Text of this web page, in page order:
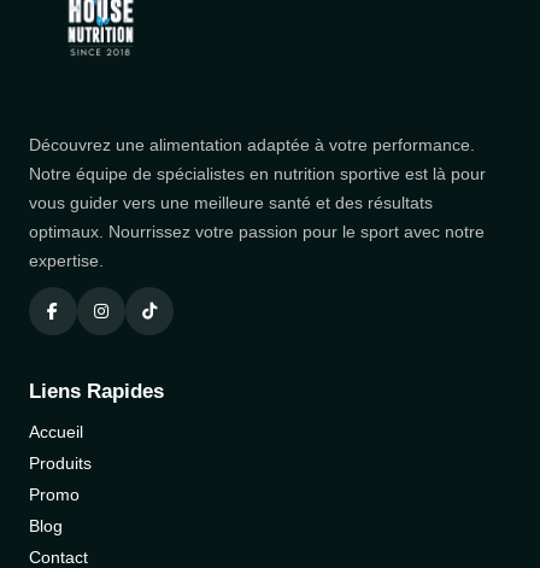
Découvrez une alimentation adaptée à votre performance.
Notre équipe de spécialistes en nutrition sportive est là pour
vous guider vers une meilleure santé et des résultats
optimaux. Nourrissez votre passion pour le sport avec notre
expertise.
Liens Rapides
Accueil
Produits
Promo
Blog
Contact